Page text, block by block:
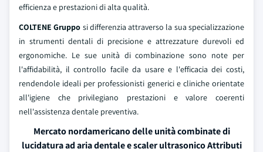
efficienza e prestazioni di alta qualità.
COLTENE Gruppo si differenzia attraverso la sua specializzazione
in strumenti dentali di precisione e attrezzature durevoli ed
ergonomiche. Le sue unità di combinazione sono note per
l'affidabilità, il controllo facile da usare e l'efficacia dei costi,
rendendole ideali per professionisti generici e cliniche orientate
all'igiene che privilegiano prestazioni e valore coerenti
nell'assistenza dentale preventiva.
Mercato nordamericano delle unità combinate di
lucidatura ad aria dentale e scaler ultrasonico Attributi